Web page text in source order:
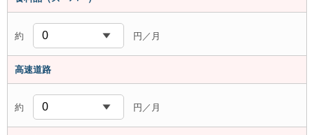
約 円／月
高速道路
約 円／月